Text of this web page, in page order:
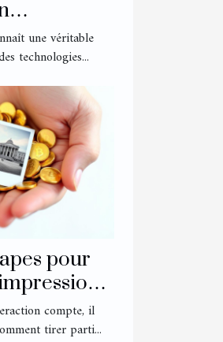
une véritable
technologies...
pour
compte, il
tirer parti...